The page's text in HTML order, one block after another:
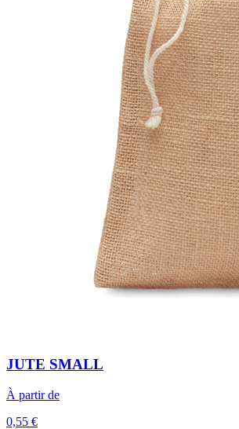
JUTE SMALL
À partir de
0,55 €